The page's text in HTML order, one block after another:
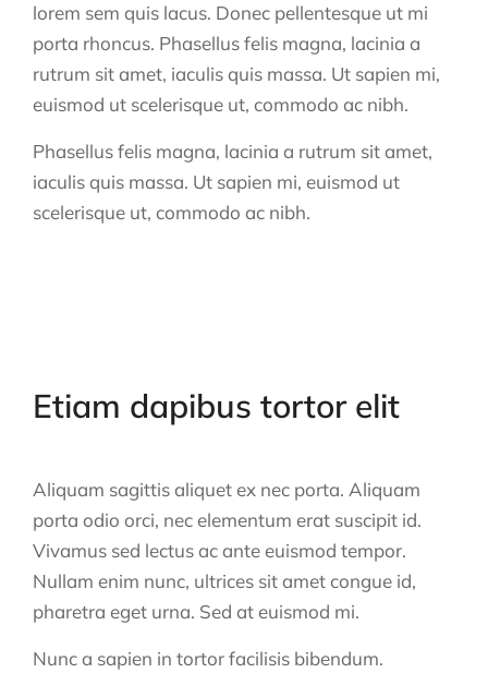
lorem sem quis lacus. Donec pellentesque ut mi
porta rhoncus. Phasellus felis magna, lacinia a
rutrum sit amet, iaculis quis massa. Ut sapien mi,
euismod ut scelerisque ut, commodo ac nibh.
Phasellus felis magna, lacinia a rutrum sit amet,
iaculis quis massa. Ut sapien mi, euismod ut
scelerisque ut, commodo ac nibh.
Etiam dapibus tortor elit
Aliquam sagittis aliquet ex nec porta. Aliquam
porta odio orci, nec elementum erat suscipit id.
Vivamus sed lectus ac ante euismod tempor.
Nullam enim nunc, ultrices sit amet congue id,
pharetra eget urna. Sed at euismod mi.
Nunc a sapien in tortor facilisis bibendum.